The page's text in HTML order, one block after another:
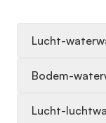
Lucht-
Bodem-
Lucht-